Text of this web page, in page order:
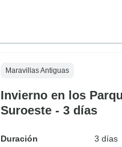
Maravillas Antiguas
Invierno en los
Suroeste - 3 días
Duración
3 días